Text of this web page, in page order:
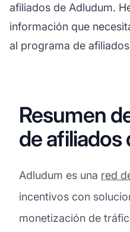
afiliados de Adludum.
información que
al programa de
Resumen
de afiliados
Adludum es una red
incentivos con
monetización de